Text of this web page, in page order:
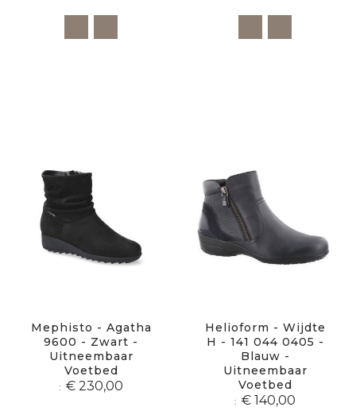
Mephisto - Agatha
9600 - Zwart -
Uitneembaar
Voetbed
€ 230,00
Helioform - Wijdte
H - 141 044 0405 -
Blauw -
Uitneembaar
Voetbed
€ 140,00